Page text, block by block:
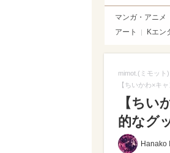
マンガ・アニメ
アート
Kエン
mimot.(ミモット)
【ちいかわ×キ
【ちい
的なグ
Hanako